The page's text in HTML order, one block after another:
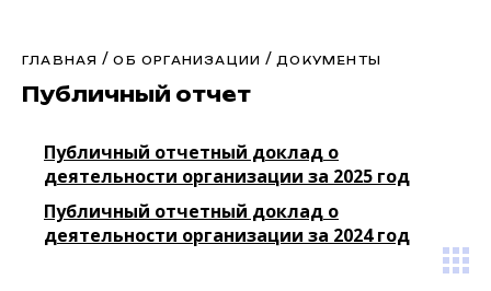
ГЛАВНАЯ /ОБ ОРГАНИЗАЦИИ /ДОКУМЕНТЫ
Публичный отчет
Публичный отчетный доклад о
деятельности организации за 2025 год
Публичный отчетный доклад о
деятельности организации за 2024 год